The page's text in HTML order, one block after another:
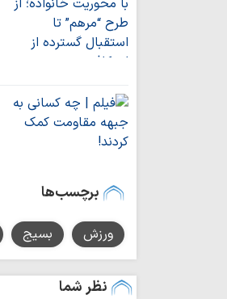
برچسب‌ها
ورزش بسیج
نظر شما